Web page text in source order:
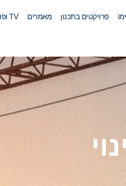
פרויקטים בתכנון מאמרים TV ופודקאסט